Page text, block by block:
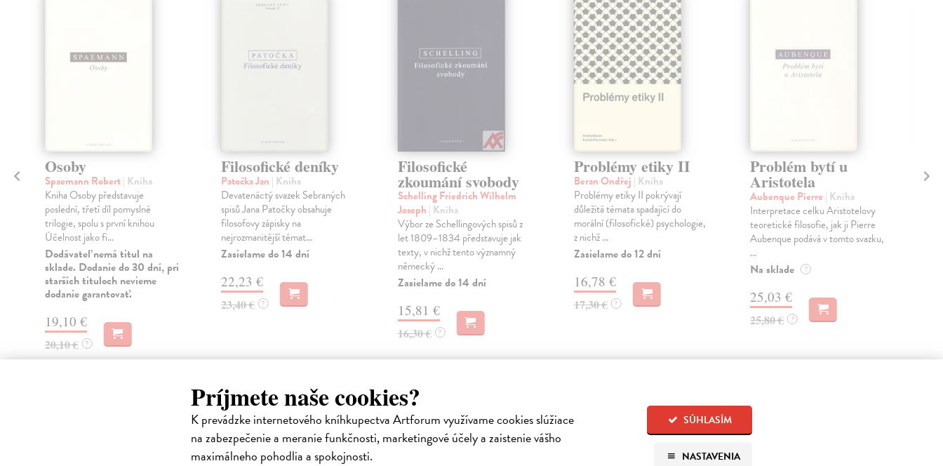
Príjmete naše cookies?
K prevádzke internetového kníhkupectva Artforum využívame cookies slúžiace
na zabezpečenie a meranie funkčnosti, marketingové účely a zaistenie vášho
maximálneho pohodlia a spokojnosti.
SÚHLASÍM
NASTAVENIA
Osoby
Spaemann Robert| Kniha
Kniha Osoby představuje
poslední, třetí díl pomyslné
trilogie, spolu s první knihou
Účelnost jako fi...
Dodávateľ nemá titul na
sklade. Dodanie do 30 dní, pri
starších tituloch nevieme
dodanie garantovať.
19,10 €
20,10 € ?
Filosofické deníky
Patočka Jan | Kniha
Devatenáctý svazek Sebraných
spisů Jana Patočky obsahuje
filosofovy zápisky na
nejrozmanitější témat...
Zasielame do 14 dní
22,23 €
23,40 € ?
Filosofické
zkoumání svobody
Schelling Friedrich Wilhelm
Joseph | Kniha
Výbor ze Schellingových spisů z
let 1809–1834 představuje jak
texty, v nichž tento významný
německý ...
Zasielame do 14 dní
15,81 €
16,30 € ?
Problémy etiky II
Beran Ondřej | Kniha
Problémy etiky II pokrývají
důležitá témata spadající do
morální (filosofické) psychologie,
z nichž ...
Zasielame do 12 dní
16,78 €
17,30 € ?
Problém bytí u
Aristotela
Aubenque Pierre | Kniha
Interpretace celku Aristotelovy
teoretické filosofie, jak ji Pierre
Aubenque podává v tomto svazku,
...
Na sklade ?
25,03 €
25,80 € ?
Čitatelia s podobným vkusom si kúpili aj: